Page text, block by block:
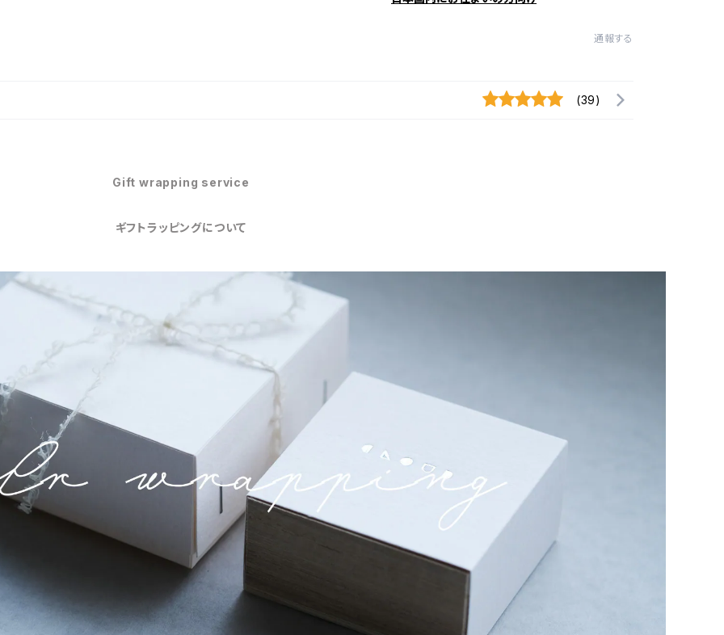
通報する
(39)
Gift wrapping service
ギフトラッピングについて